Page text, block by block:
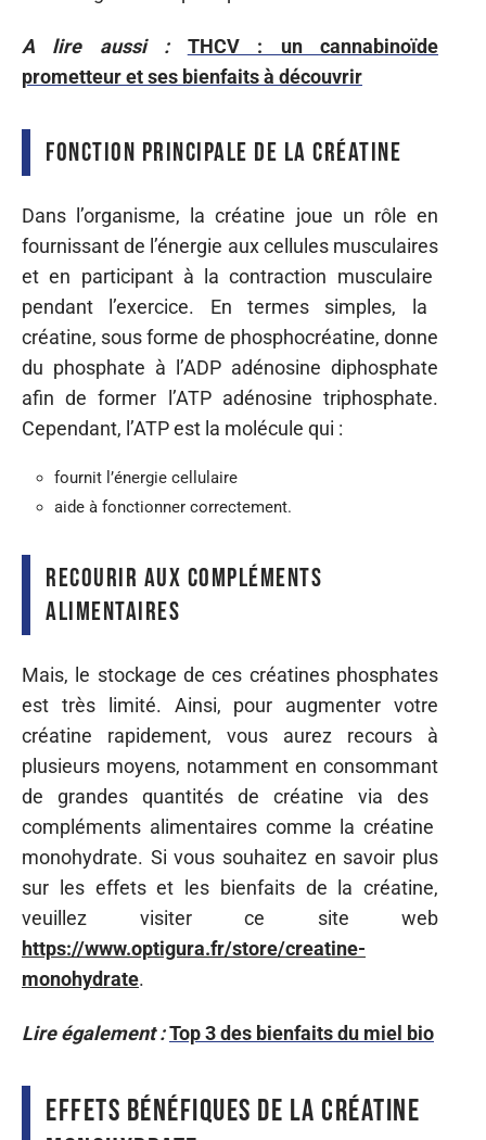
A lire aussi :
THCV : un cannabinoïde
prometteur et ses bienfaits à découvrir
Fonction principale de la créatine
Dans l’organisme, la créatine joue un rôle en
fournissant de l’énergie aux cellules musculaires
et en participant à la contraction musculaire
pendant l’exercice. En termes simples, la
créatine, sous forme de phosphocréatine, donne
du phosphate à l’ADP adénosine diphosphate
afin de former l’ATPadénosine triphosphate.
Cependant, l’ATP est la molécule qui :
fournit l’énergie cellulaire
aide à fonctionner correctement.
Recourir aux compléments
alimentaires
Mais, le stockage de ces créatines phosphates
est très limité. Ainsi, pour augmenter votre
créatine
rapidement, vous aurez recours
à
plusieurs moyens, notamment en consommant
de grandes quantités de créatine via des
compléments alimentaires comme la créatine
monohydrate. Si vous souhaitez en savoir plus
sur les effetset les bienfaits de la créatine,
veuillez visiter ce site web
https://www.optigura.fr/store/creatine-
monohydrate.
Lire également :Top 3 des bienfaits du miel bio
Effets bénéfiques de la créatine